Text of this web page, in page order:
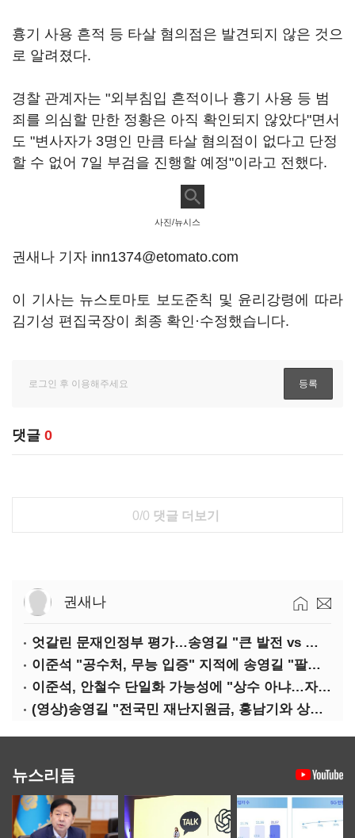
흉기 사용 흔적 등 타살 혐의점은 발견되지 않은 것으
로 알려졌다.
경찰 관계자는 "외부침입 흔적이나 흉기 사용 등 범
죄를 의심할 만한 정황은 아직 확인되지 않았다"면서
도 "변사자가 3명인 만큼 타살 혐의점이 없다고 단정
할 수 없어 7일 부검을 진행할 예정"이라고 전했다.
사진/뉴시스
권새나 기자 inn1374@etomato.com
이 기사는 뉴스토마토 보도준칙 및 윤리강령에 따라
김기성 편집국장이 최종 확인·수정했습니다.
댓글 0
0/0 댓글 더보기
권새나
엇갈린 문재인정부 평가…송영길 "큰 발전 vs 이준석 "기본 점수"
이준석 "공수처, 무능 입증" 지적에 송영길 "팔다리 자른 게 국민의힘"
이준석, 안철수 단일화 가능성에 "상수 아냐…자의식 과잉"
(영상)송영길 "전국민 재난지원금, 홍남기와 상의·이재명 뜻 존중"
뉴스리듬